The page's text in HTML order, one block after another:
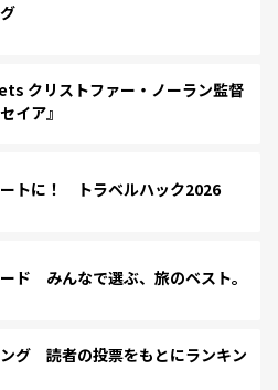
クリストファー・ノーラン監督
イア』
トに！ トラベルハック2026
ド みんなで選ぶ、旅のベスト。
グ 読者の投票をもとにランキン